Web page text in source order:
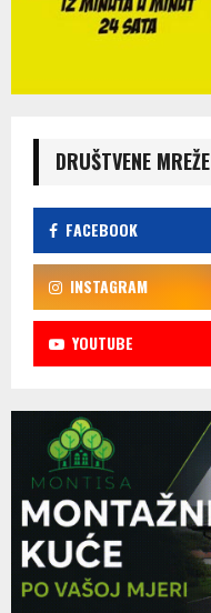
DRUŠTVENE MREŽE
FACEBOOK
INSTAGRAM
YOUTUBE